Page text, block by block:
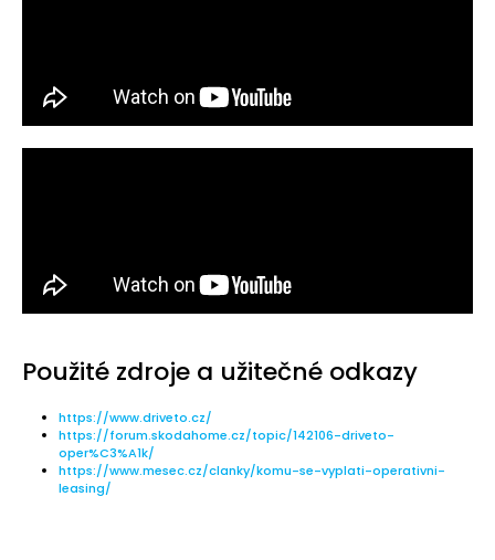
Použité zdroje a užitečné odkazy
https://www.driveto.cz/
https://forum.skodahome.cz/topic/142106-driveto-
oper%C3%A1k/
https://www.mesec.cz/clanky/komu-se-vyplati-operativni-
leasing/